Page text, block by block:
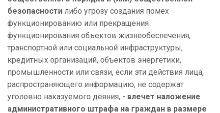
безопасности либо угрозу создания помех
функционированию или прекращения
функционирования объектов жизнеобеспечения,
транспортной или социальной инфраструктуры,
кредитных организаций, объектов энергетики,
промышленности или связи, если эти действия лица,
распространяющего информацию, не содержат
уголовно наказуемого деяния, - влечет наложение
административного штрафа на граждан в размере